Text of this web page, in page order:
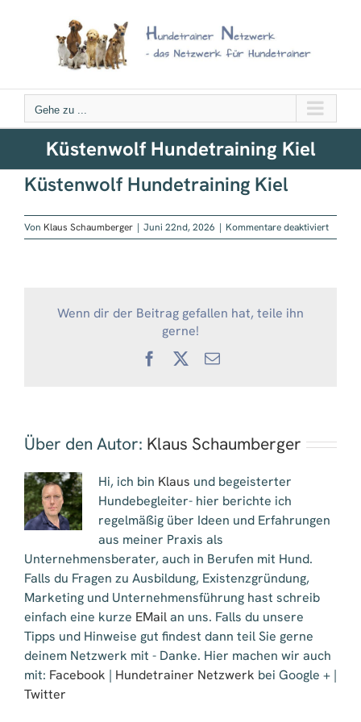
Gehe zu ...
Küstenwolf Hundetraining Kiel
Küstenwolf Hundetraining Kiel
Von Klaus Schaumberger | Juni 22nd, 2026 | Kommentare deaktiviertfür
Wenn dir der Beitrag gefallen hat, teile ihn
gerne!
Facebook
X
E-
Über den Autor: Klaus Schaumberger
Hi, ich bin Klaus und begeisterter
Hundebegleiter- hier berichte ich
regelmäßig über Ideen und Erfahrungen
aus meiner Praxis als
Unternehmensberater, auch in Berufen mit Hund.
Falls du Fragen zu Ausbildung, Existenzgründung,
Marketing und Unternehmensführung hast schreib
einfach eine kurze EMailan uns. Falls du unsere
Tipps und Hinweise gut findest dann teil Sie gerne
deinem Netzwerk mit - Danke. Hier machen wir auch
mit: Facebook | Hundetrainer Netzwerk bei Google + |
Twitter